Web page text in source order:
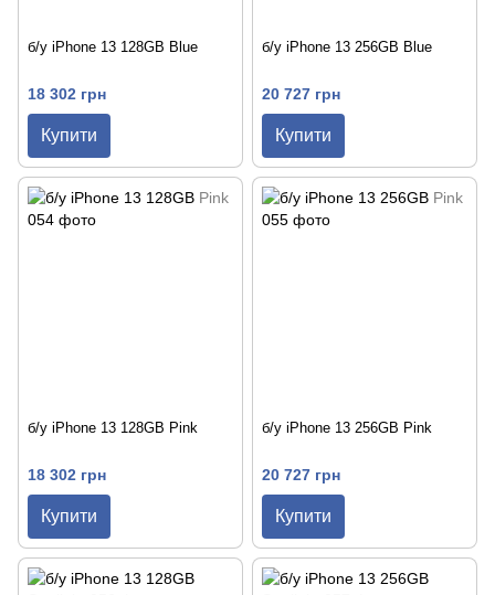
б/у iPhone 13 128GB Blue
18 302 грн
Купити
б/у iPhone 13 256GB Blue
20 727 грн
Купити
б/у iPhone 13 128GB Pink
18 302 грн
Купити
б/у iPhone 13 256GB Pink
20 727 грн
Купити